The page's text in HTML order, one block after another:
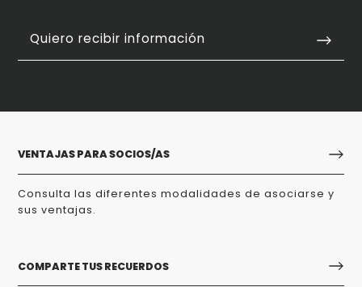
Quiero recibir información
VENTAJAS PARA SOCIOS/AS
Consulta las diferentes modalidades de asociarse y
sus ventajas.
COMPARTE TUS RECUERDOS